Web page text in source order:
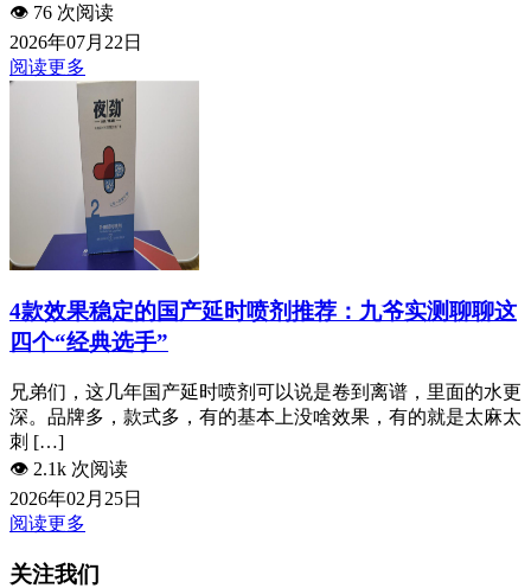
👁️ 76 次阅读
2026年07月22日
阅读更多
4款效果稳定的国产延时喷剂推荐：九爷实测聊聊这
四个“经典选手”
兄弟们，这几年国产延时喷剂可以说是卷到离谱，里面的水更
深。品牌多，款式多，有的基本上没啥效果，有的就是太麻太
刺 […]
👁️ 2.1k 次阅读
2026年02月25日
阅读更多
关注我们